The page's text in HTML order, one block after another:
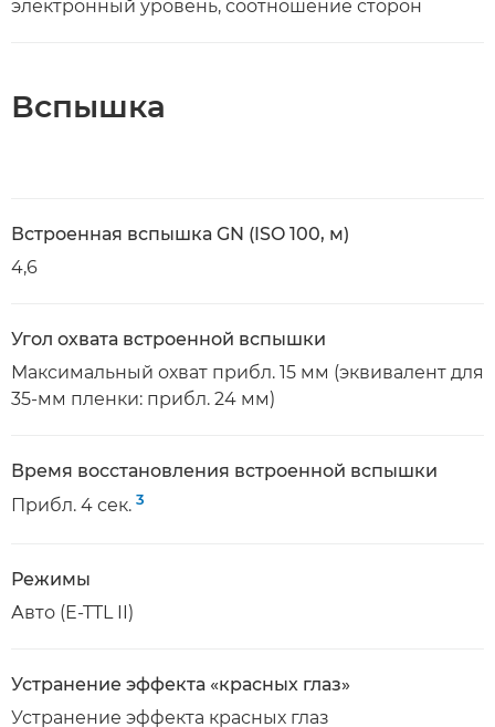
электронный уровень, соотношение сторон
Вспышка
Встроенная вспышка GN (ISO 100, м)
4,6
Угол охвата встроенной вспышки
Максимальный охват прибл. 15 мм (эквивалент для
35-мм пленки: прибл. 24 мм)
Время восстановления встроенной вспышки
Прибл. 4 сек. 3
Режимы
Авто (E-TTL II)
Устранение эффекта «красных глаз»
Устранение эффекта красных глаз